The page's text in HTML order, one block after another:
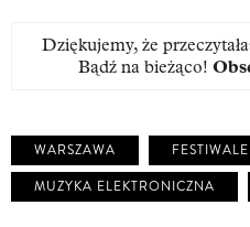
Dziękujemy, że
Bądź na bieżąco!
WARSZAWA
FESTIWALE
MUZYKA ELEKTRONICZNA